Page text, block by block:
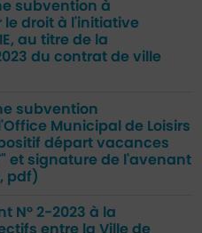
subvention à
le droit à l'initiative
au titre de la
du contrat de ville
subvention
Municipal de Loisirs
départ vacances
et signature de l'avenant
pdf)
N° 2-2023 à la
entre la Ville de